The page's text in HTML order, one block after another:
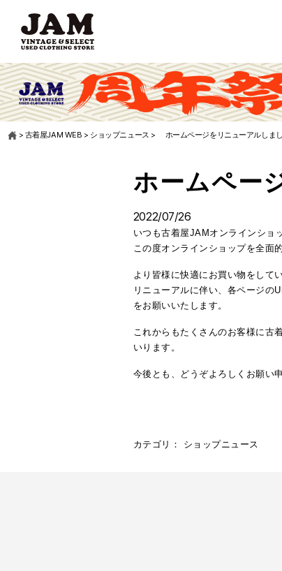
> 古着屋JAM WEB > ショップニュース > ホームページをリニューアルしま
ホームペー
2022/07/26
いつも古着屋JAMオンラインショ
この度オンラインショップを全面
より皆様に快適にお買い物をして
リニューアルに伴い、各ページの
をお願いいたします。
これからもたくさんのお客様に古
いります。
今後とも、どうぞよろしくお願い
カテゴリ： ショップニュース